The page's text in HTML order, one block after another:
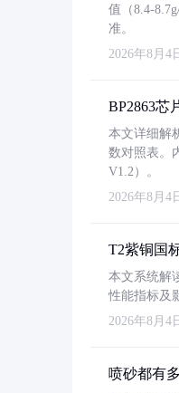
值（8.4-
准。
2026年8月4
BP2863芯
本文详细解
数对照表。
V1.2）。
2026年8月4
T2紫铜国
本文系统解
性能指标及
2026年8月4
喷砂都有